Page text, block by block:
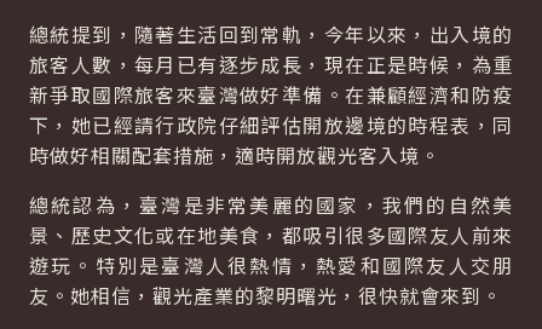
總統提到，隨著生活回到常軌，今年以來，出入境的
旅客人數，每月已有逐步成長，現在正是時候，為重
新爭取國際旅客來臺灣做好準備。在兼顧經濟和防疫
下，她已經請行政院仔細評估開放邊境的時程表，同
時做好相關配套措施，適時開放觀光客入境。
總統認為，臺灣是非常美麗的國家，我們的自然美
景、歷史文化或在地美食，都吸引很多國際友人前來
遊玩。特別是臺灣人很熱情，熱愛和國際友人交朋
友。她相信，觀光產業的黎明曙光，很快就會來到。